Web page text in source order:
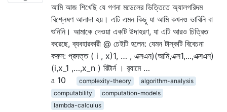
আমি আজ শিখেছি যে গণনা মডেলের ভিত্তিতে অ্যালগরিদম
বিশ্লেষণ আলাদা হয়। এটি এমন কিছু যা আমি কখনও ভাবিনি বা
শুনিনি। আমাকে দেওয়া একটি উদাহরণ, যা এটি আরও চিত্রিত
করেছে, ব্যবহারকারী @ চেইটি হলেন: যেমন টাস্কটি বিবেচনা
করুন: প্রদত্ত ( i , x)1, … , এক্সএন)(আমি,এক্স1,...,এক্সএন)
(i,x_1 ,…,x_n ) রিটার্ন । র‍্যামে …
10
complexity-theory
algorithm-analysis
computability
computation-models
lambda-calculus